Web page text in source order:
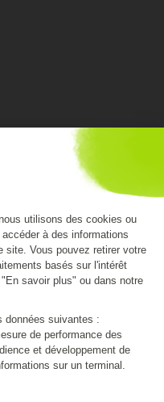
confidentialité et cookies